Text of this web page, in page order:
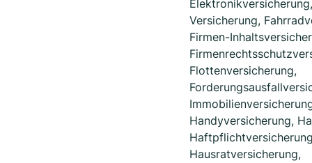
Versicherung,
Firmen-
Flottenversicherung,
Handyversicherung,
Hausratversicherung,